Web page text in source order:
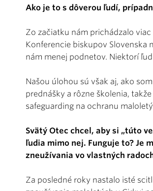
Ako je to s dôverou ľudí,
Zo začiatku nám prichádzalo
Konferencie biskupov Slovenska
nám menej podnetov. Niektorí
Našou úlohou sú však aj, ako
prednášky a rôzne školenia,
safeguarding na ochranu
Svätý Otec chcel, aby si „túto
ľudia mimo nej. Funguje to? Je
zneužívania vo vlastných
Za posledné roky nastalo isté